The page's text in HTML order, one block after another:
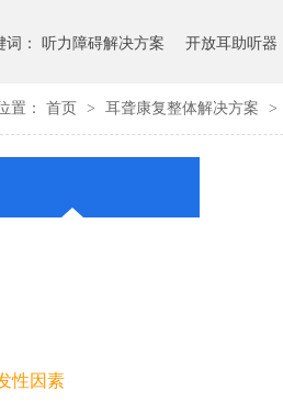
词： 听力障碍解决方案 开放耳助听器
置： 首页 > 耳聋康复整体解决方案 >
性因素